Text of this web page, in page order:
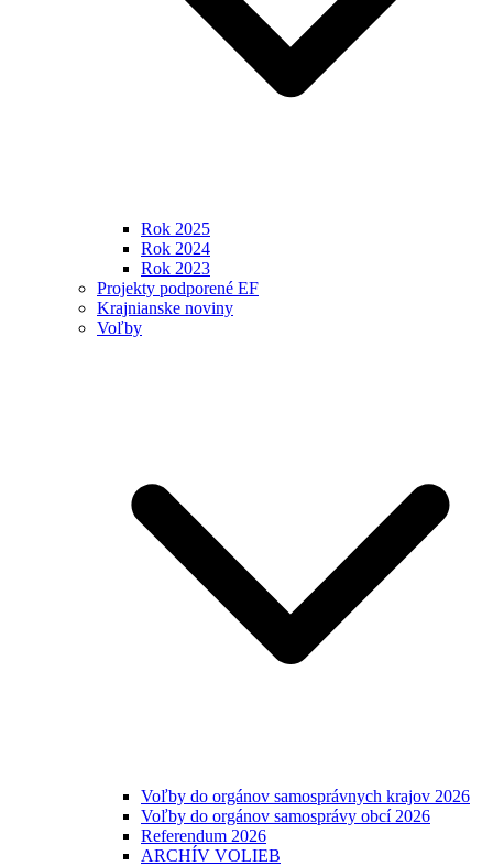
Rok 2025
Rok 2024
Rok 2023
Projekty podporené EF
Krajnianske noviny
Voľby
Voľby do orgánov samosprávnych krajov 2026
Voľby do orgánov samosprávy obcí 2026
Referendum 2026
ARCHÍV VOLIEB